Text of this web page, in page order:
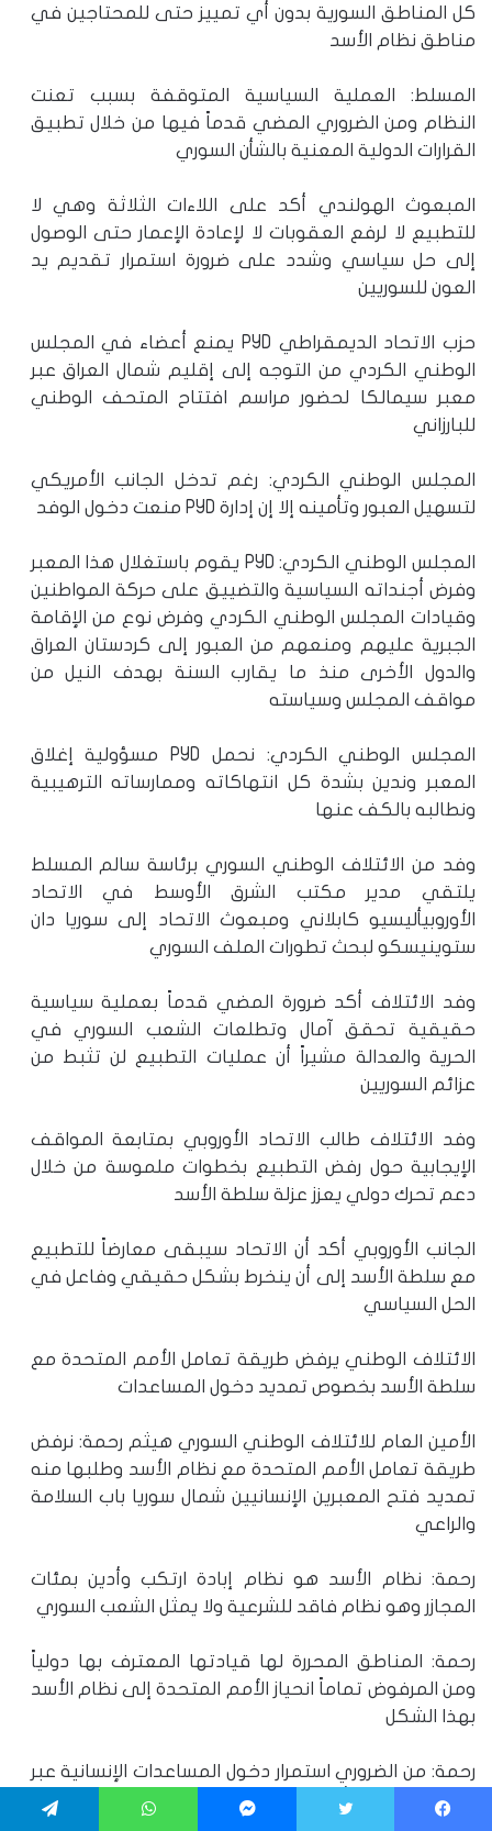
كل المناطق السورية بدون أي تمييز حتى للمحتاجين في
مناطق نظام الأسد
المسلط: العملية السياسية المتوقفة بسبب تعنت
النظام ومن الضروري المضي قدماً فيها من خلال تطبيق
القرارات الدولية المعنية بالشأن السوري
المبعوث الهولندي أكد على اللاءات الثلاثة وهي لا
للتطبيع لا لرفع العقوبات لا لإعادة الإعمار حتى الوصول
إلى حل سياسي وشدد على ضرورة استمرار تقديم يد
العون للسوريين
حزب الاتحاد الديمقراطي PYD يمنع أعضاء في المجلس
الوطني الكردي من التوجه إلى إقليم شمال العراق عبر
معبر سيمالكا لحضور مراسم افتتاح المتحف الوطني
للبارزاني
المجلس الوطني الكردي: رغم تدخل الجانب الأمريكي
لتسهيل العبور وتأمينه إلا إن إدارة PYD منعت دخول الوفد
المجلس الوطني الكردي: PYD يقوم باستغلال هذا المعبر
وفرض أجنداته السياسية والتضييق على حركة المواطنين
وقيادات المجلس الوطني الكردي وفرض نوع من الإقامة
الجبرية عليهم ومنعهم من العبور إلى كردستان العراق
والدول الأخرى منذ ما يقارب السنة بهدف النيل من
مواقف المجلس وسياسته
المجلس الوطني الكردي: نحمل PYD مسؤولية إغلاق
المعبر وندين بشدة كل انتهاكاته وممارساته الترهيبية
ونطالبه بالكف عنها
وفد من الائتلاف الوطني السوري برئاسة سالم المسلط
يلتقي مدير مكتب الشرق الأوسط في الاتحاد
الأوروبيأليسيو كابلاني ومبعوث الاتحاد إلى سوريا دان
ستوينيسكو لبحث تطورات الملف السوري
وفد الائتلاف أكد ضرورة المضي قدماً بعملية سياسية
حقيقية تحقق آمال وتطلعات الشعب السوري في
الحرية والعدالة مشيراً أن عمليات التطبيع لن تثبط من
عزائم السوريين
وفد الائتلاف طالب الاتحاد الأوروبي بمتابعة المواقف
الإيجابية حول رفض التطبيع بخطوات ملموسة من خلال
دعم تحرك دولي يعزز عزلة سلطة الأسد
الجانب الأوروبي أكد أن الاتحاد سيبقى معارضاً للتطبيع
مع سلطة الأسد إلى أن ينخرط بشكل حقيقي وفاعل في
الحل السياسي
الائتلاف الوطني يرفض طريقة تعامل الأمم المتحدة مع
سلطة الأسد بخصوص تمديد دخول المساعدات
الأمين العام للائتلاف الوطني السوري هيثم رحمة: نرفض
طريقة تعامل الأمم المتحدة مع نظام الأسد وطلبها منه
تمديد فتح المعبرين الإنسانيين شمال سوريا باب السلامة
والراعي
رحمة: نظام الأسد هو نظام إبادة ارتكب وأدين بمئات
المجازر وهو نظام فاقد للشرعية ولا يمثل الشعب السوري
رحمة: المناطق المحررة لها قيادتها المعترف بها دولياً
ومن المرفوض تماماً انحياز الأمم المتحدة إلى نظام الأسد
بهذا الشكل
رحمة: من الضروري استمرار دخول المساعدات الإنسانية عبر
الحدود وبكمية أكبر نتيجة تفاقم المعاناة الإنسانية بعد